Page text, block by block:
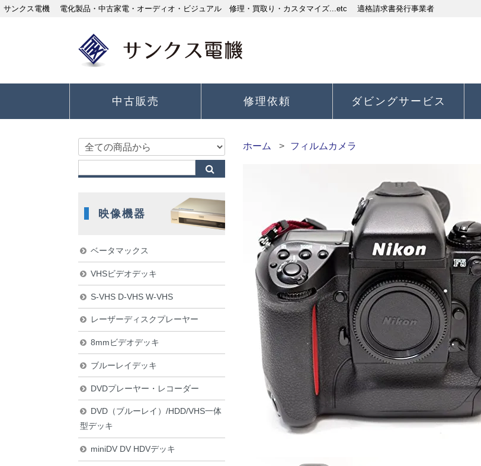
サンクス電機 電化製品・中古家電・オーディオ・ビジュアル 修理・買取り・カスタマイズ...etc 適格請求書発行事業者
中古販売 修理依頼 ダビングサービス
ホーム フィルムカメラ
映像機器
ベータマックス
VHSビデオデッキ
S-VHS D-VHS W-VHS
レーザーディスクプレーヤー
8mmビデオデッキ
ブルーレイデッキ
DVDプレーヤー・レコーダー
DVD（ブルーレイ）/HDD/VHS一体
型デッキ
miniDV DV HDVデッキ